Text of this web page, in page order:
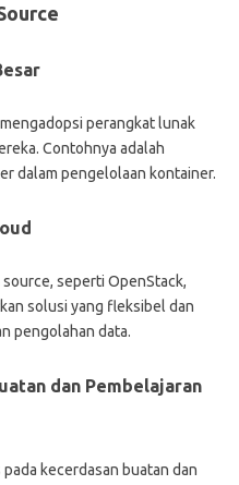
perangkat lunak
Contohnya adalah
dalam pengelolaan kontainer.
seperti OpenStack,
solusi yang fleksibel dan
pengolahan data.
dan Pembelajaran
kecerdasan buatan dan